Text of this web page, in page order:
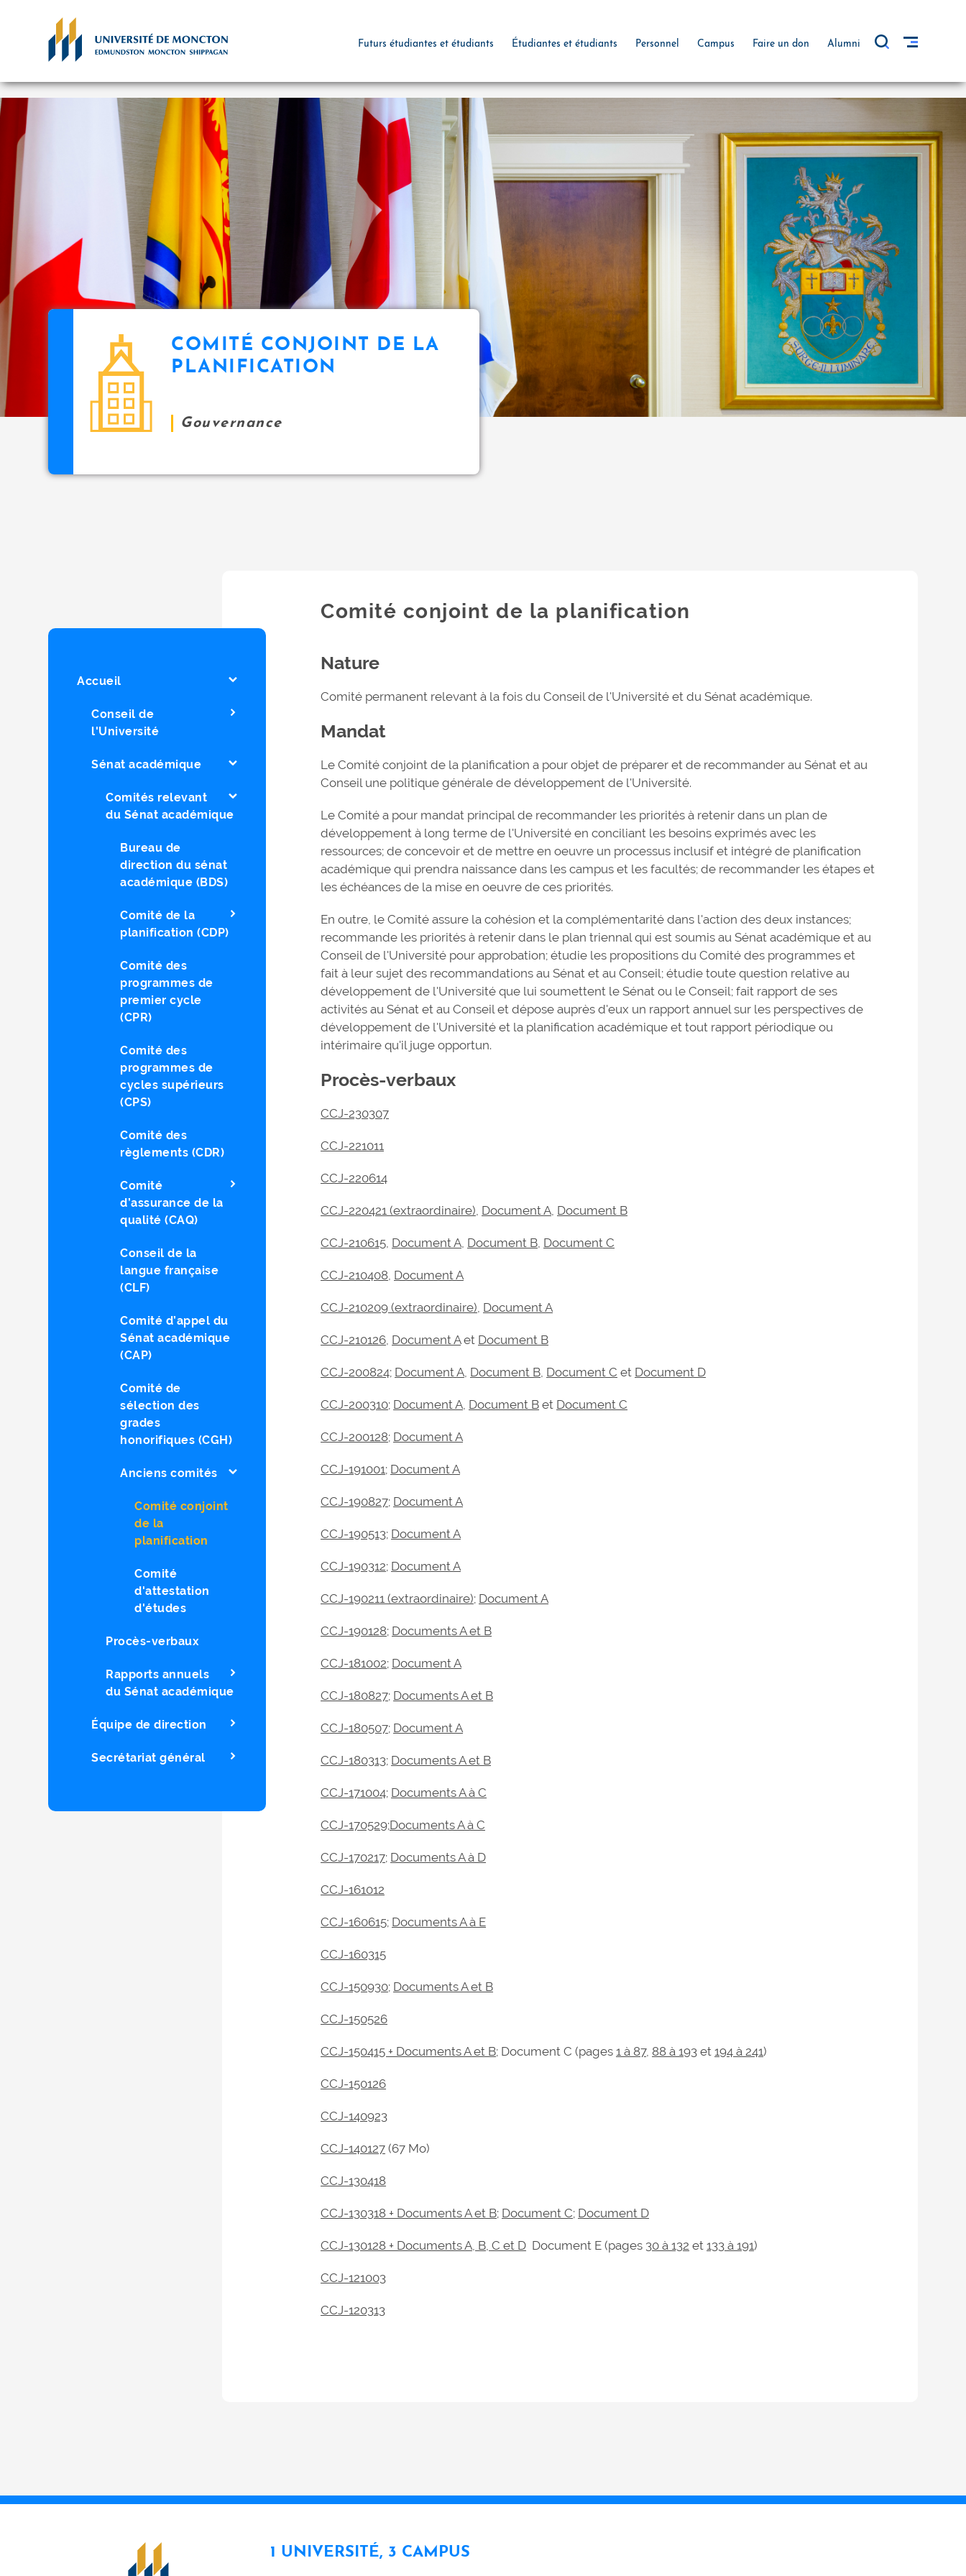
Futurs étudiantes et étudiants Étudiantes et étudiants Personnel Campus Faire un don Alumni
COMITÉ CONJOINT DE LA
PLANIFICATION
Gouvernance
Accueil
Conseil de
l'Université
Sénat académique
Comités relevant
du Sénat académique
Bureau de
direction du sénat
académique (BDS)
Comité de la
planification (CDP)
Comité des
programmes de
premier cycle
(CPR)
Comité des
programmes de
cycles supérieurs
(CPS)
Comité des
règlements (CDR)
Comité
d’assurance de la
qualité (CAQ)
Conseil de la
langue française
(CLF)
Comité d’appel du
Sénat académique
(CAP)
Comité de
sélection des
grades
honorifiques (CGH)
Anciens comités
Comité conjoint
de la
planification
Comité
d'attestation
d'études
Procès-verbaux
Rapports annuels
du Sénat académique
Équipe de direction
Secrétariat général
Comité conjoint de la planification
Nature
Comité permanent relevant à la fois du Conseil de l'Université et du Sénat académique.
Mandat
Le Comité conjoint de la planification a pour objet de préparer et de recommander au Sénat et au
Conseil une politique générale de développement de l'Université.
Le Comité a pour mandat principal de recommander les priorités à retenir dans un plan de
développement à long terme de l'Université en conciliant les besoins exprimés avec les
ressources; de concevoir et de mettre en oeuvre un processus inclusif et intégré de planification
académique qui prendra naissance dans les campus et les facultés; de recommander les étapes et
les échéances de la mise en oeuvre de ces priorités.
En outre, le Comité assure la cohésion et la complémentarité dans l'action des deux instances;
recommande les priorités à retenir dans le plan triennal qui est soumis au Sénat académique et au
Conseil de l'Université pour approbation; étudie les propositions du Comité des programmes et
fait à leur sujet des recommandations au Sénat et au Conseil; étudie toute question relative au
développement de l'Université que lui soumettent le Sénat ou le Conseil; fait rapport de ses
activités au Sénat et au Conseil et dépose auprès d'eux un rapport annuel sur les perspectives de
développement de l'Université et la planification académique et tout rapport périodique ou
intérimaire qu'il juge opportun.
Procès-verbaux
CCJ-230307
CCJ-221011
CCJ-220614
CCJ-220421 (extraordinaire) Document A Document B
CCJ-210615 Document A Document B Document C
CCJ-210408 Document A
CCJ-210209 (extraordinaire) Document A
CCJ-210126 Document Aet Document B
CCJ-200824; Document A Document B Document C et Document D
CCJ-200310; Document A Document B et Document C
CCJ-200128; Document A
CCJ-191001; Document A
CCJ-190827; Document A
CCJ-190513; Document A
CCJ-190312; Document A
CCJ-190211 (extraordinaire); Document A
CCJ-190128; Documents A et B
CCJ-181002; Document A
CCJ-180827; Documents A et B
CCJ-180507; Document A
CCJ-180313; Documents A et B
CCJ-171004; Documents A à C
CCJ-170529;Documents A à C
CCJ-170217; Documents A à D
CCJ-161012
CCJ-160615; Documents A à E
CCJ-160315
CCJ-150930; Documents A et B
CCJ-150526
CCJ-150415 + Documents A et B; Document C (pages1 à 87, 88 à 193 et194 à 241)
CCJ-150126
CCJ-140923
CCJ-140127 (67 Mo)
CCJ-130418
CCJ-130318 + Documents A et B; Document C; Document D
CCJ-130128 + Documents A, B, C et D Document E (pages 30 à 132 et133 à 191)
CCJ-121003
CCJ-120313
1 UNIVERSITÉ, 3 CAMPUS